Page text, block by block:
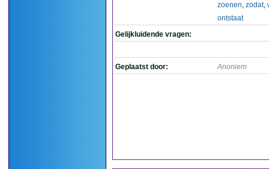
zoenen, zodat,
ontstaat
Gelijkluidende vragen:
Geplaatst door: Anoniem